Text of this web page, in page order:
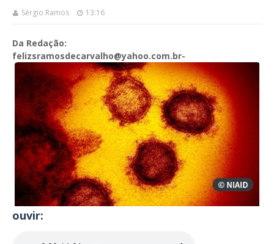
Sérgio Ramos 13:16
Da Redação:
felizsramosdecarvalho@yahoo.com.br-
ouvir: